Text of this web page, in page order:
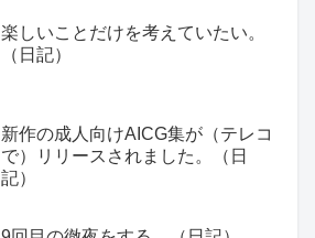
楽しいことだけを考えていたい。
（日記）
新作の成人向けAICG集が（テレコ
で）リリースされました。（日
記）